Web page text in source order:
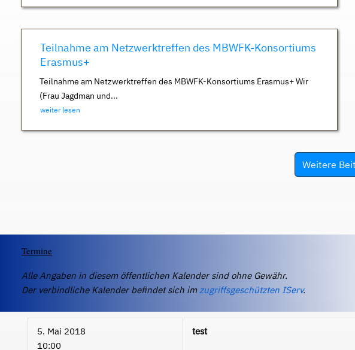
Teilnahme am Netzwerktreffen des MBWFK-Konsortiums
Erasmus+
Teilnahme am Netzwerktreffen des MBWFK-Konsortiums Erasmus+ Wir
(Frau Jagdman und...
weiter lesen
Weitere
Termine
Alle Angaben in diesem öffentlichen Kalender sind ohne Gewähr.
Der verbindliche Kalender befindet sich imzugriffsgeschützten IServ.
5. Mai 2018
10:00
test